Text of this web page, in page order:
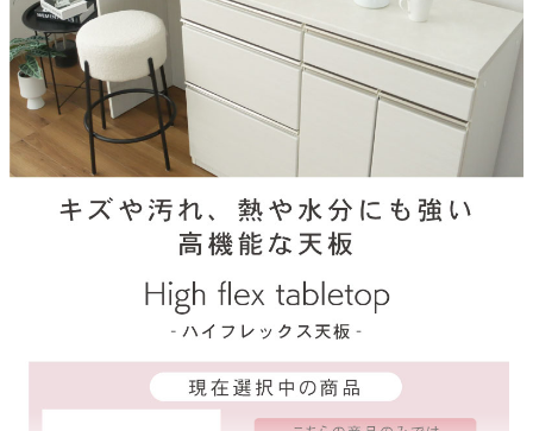
梱包サイズ
約82.3ｘ50ｘ5(cm)
原産国
国産